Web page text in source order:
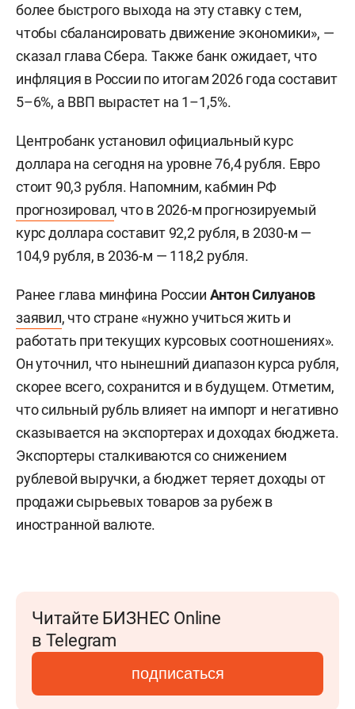
более быстрого выхода на эту ставку с тем,
чтобы сбалансировать движение экономики», —
сказал глава Сбера. Также банк ожидает, что
инфляция в России по итогам 2026 года составит
5–6%, а ВВП вырастет на 1–1,5%.
Центробанк установил официальный курс
доллара на сегодня на уровне 76,4 рубля. Евро
стоит 90,3 рубля. Напомним, кабмин РФ
прогнозировал, что в 2026-м прогнозируемый
курс доллара составит 92,2 рубля, в 2030-м —
104,9 рубля, в 2036-м — 118,2 рубля.
Ранее глава минфина России Антон Силуанов
заявил, что стране «нужно учиться жить и
работать при текущих курсовых соотношениях».
Он уточнил, что нынешний диапазон курса рубля,
скорее всего, сохранится и в будущем. Отметим,
что сильный рубль влияет на импорт и негативно
сказывается на экспортерах и доходах бюджета.
Экспортеры сталкиваются со снижением
рублевой выручки, а бюджет теряет доходы от
продажи сырьевых товаров за рубеж в
иностранной валюте.
Читайте БИЗНЕС Online
в Telegram
подписаться